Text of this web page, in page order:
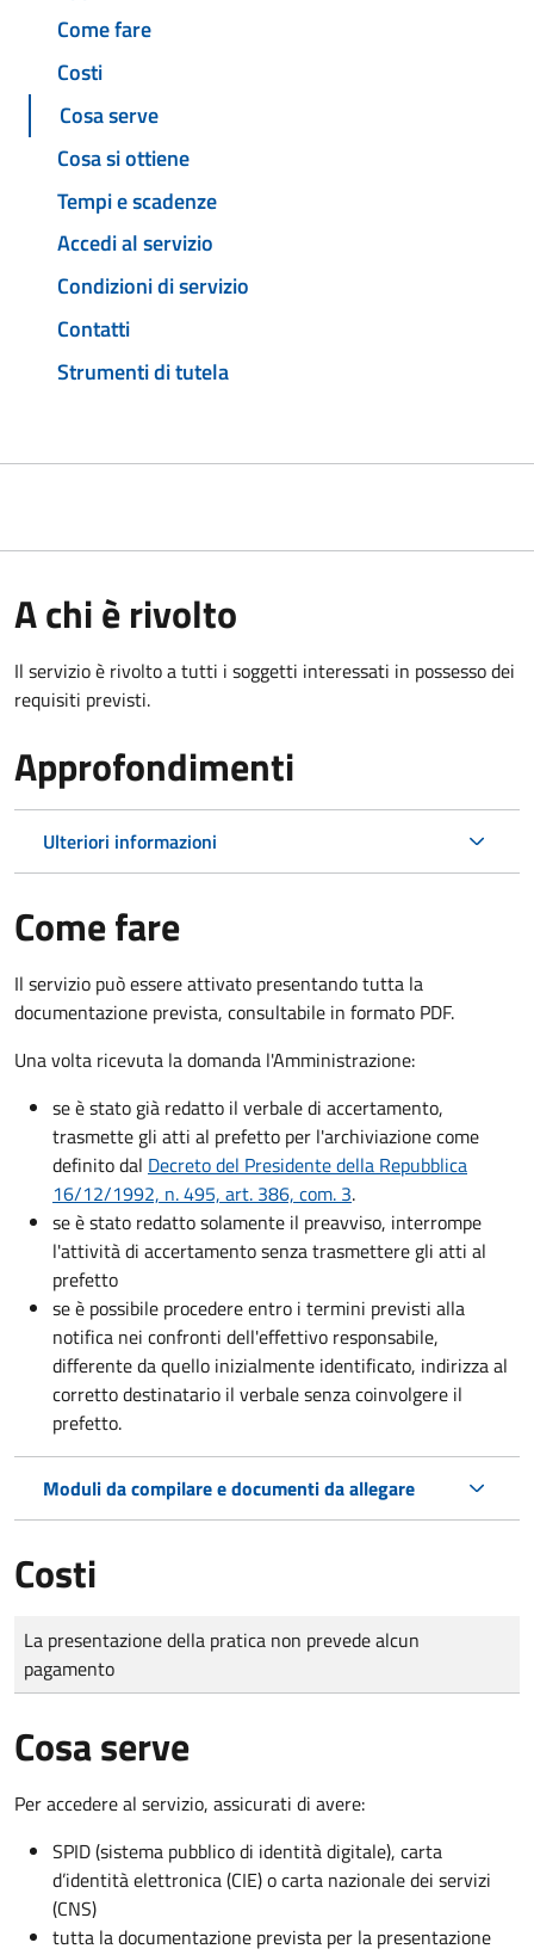
Come fare
Costi
Cosa serve
Cosa si ottiene
Tempi e scadenze
Accedi al servizio
Condizioni di servizio
Contatti
Strumenti di tutela
A chi è rivolto
Il servizio è rivolto a tutti i soggetti interessati in possesso dei
requisiti previsti.
Approfondimenti
Ulteriori informazioni
Come fare
Il servizio può essere attivato presentando tutta la
documentazione prevista, consultabile in formato PDF.
Una volta ricevuta la domanda l'Amministrazione:
se è stato già redatto il verbale di accertamento,
trasmette gli atti al prefetto per l'archiviazione come
definito dal Decreto del Presidente della Repubblica
16/12/1992, n. 495, art. 386, com. 3.
se è stato redatto solamente il preavviso, interrompe
l'attività di accertamento senza trasmettere gli atti al
prefetto
se è possibile procedere entro i termini previsti alla
notifica nei confronti dell'effettivo responsabile,
differente da quello inizialmente identificato, indirizza al
corretto destinatario il verbale senza coinvolgere il
prefetto.
Moduli da compilare e documenti da allegare
Costi
Tipo di pagamento
Importo
La presentazione della pratica non prevede alcun
pagamento
Cosa serve
Per accedere al servizio, assicurati di avere:
SPID (sistema pubblico di identità digitale), carta
d’identità elettronica (CIE) o carta nazionale dei servizi
(CNS)
tutta la documentazione prevista per la presentazione